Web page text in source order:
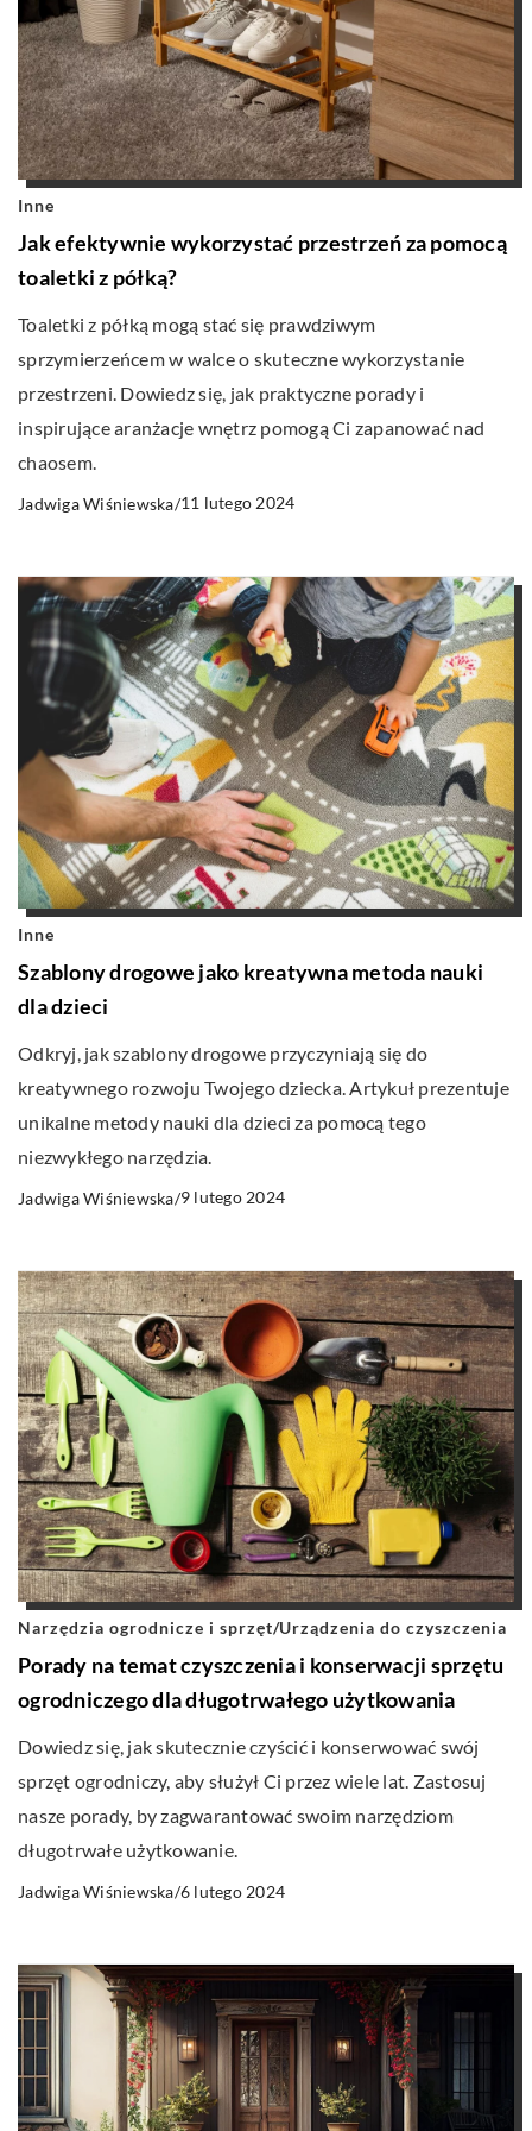
Inne
Jak efektywnie wykorzystać przestrzeń za pomocą
toaletki z półką?
Toaletki z półką mogą stać się prawdziwym
sprzymierzeńcem w walce o skuteczne wykorzystanie
przestrzeni. Dowiedz się, jak praktyczne porady i
inspirujące aranżacje wnętrz pomogą Ci zapanować nad
chaosem.
Jadwiga Wiśniewska/11 lutego 2024
Inne
Szablony drogowe jako kreatywna metoda nauki
dla dzieci
Odkryj, jak szablony drogowe przyczyniają się do
kreatywnego rozwoju Twojego dziecka. Artykuł prezentuje
unikalne metody nauki dla dzieci za pomocą tego
niezwykłego narzędzia.
Jadwiga Wiśniewska/9 lutego 2024
Narzędzia ogrodnicze i sprzęt/Urządzenia do czyszczenia
Porady na temat czyszczenia i konserwacji sprzętu
ogrodniczego dla długotrwałego użytkowania
Dowiedz się, jak skutecznie czyścić i konserwować swój
sprzęt ogrodniczy, aby służył Ci przez wiele lat. Zastosuj
nasze porady, by zagwarantować swoim narzędziom
długotrwałe użytkowanie.
Jadwiga Wiśniewska/6 lutego 2024